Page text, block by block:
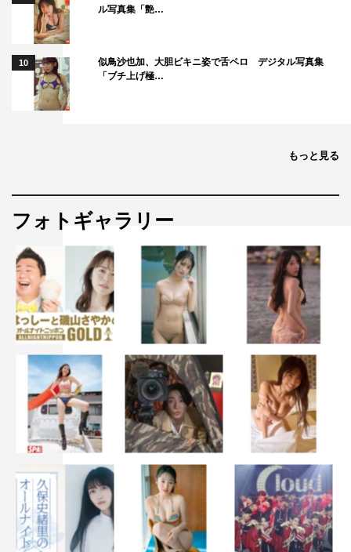
ル写真集「艶…
10
似鳥沙也加、大胆ビキニ姿で舌ペロ デジタル写真集
「ブチ上げ極…
もっと見る
フォトギャラリー